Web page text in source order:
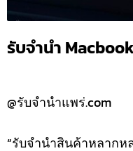
รับจำนำ
@รับจำนำแพร่.com
“รับจำนำสินค้าหลากห